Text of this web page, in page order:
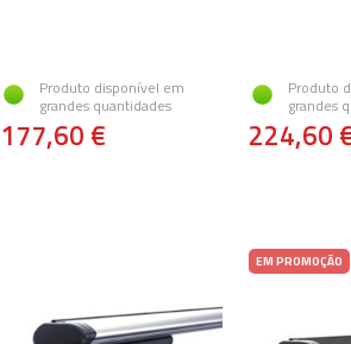
Produto disponível em
grandes quantidades
177,60 €
Produto
grandes
224,60
EM PROMOÇÃO